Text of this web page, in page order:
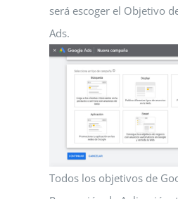
será escoger el Objetivo
Ads.
Todos los objetivos de